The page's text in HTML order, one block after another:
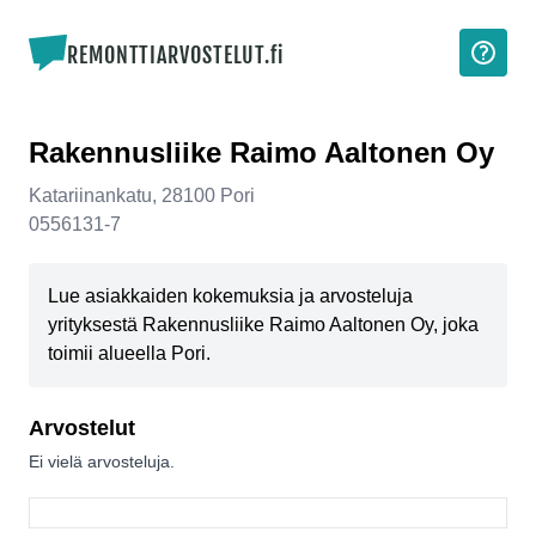
REMONTTIARVOSTELUT.fi
Rakennusliike Raimo Aaltonen Oy
Katariinankatu, 28100 Pori
0556131-7
Lue asiakkaiden kokemuksia ja arvosteluja
yrityksestä Rakennusliike Raimo Aaltonen Oy, joka
toimii alueella Pori.
Arvostelut
Ei vielä arvosteluja.